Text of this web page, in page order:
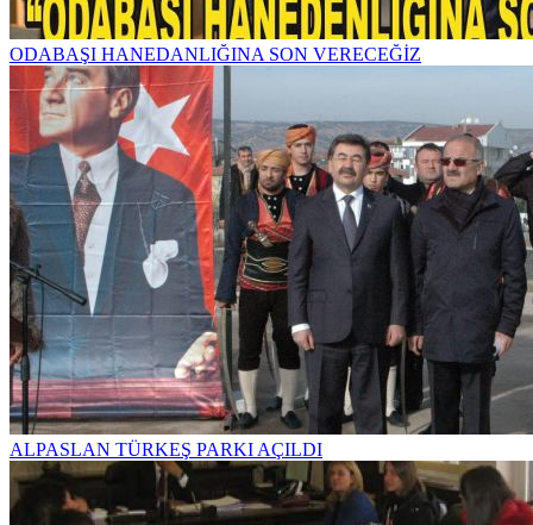
ODABAŞI HANEDANLIĞINA SON VERECEĞİZ
ALPASLAN TÜRKEŞ PARKI AÇILDI